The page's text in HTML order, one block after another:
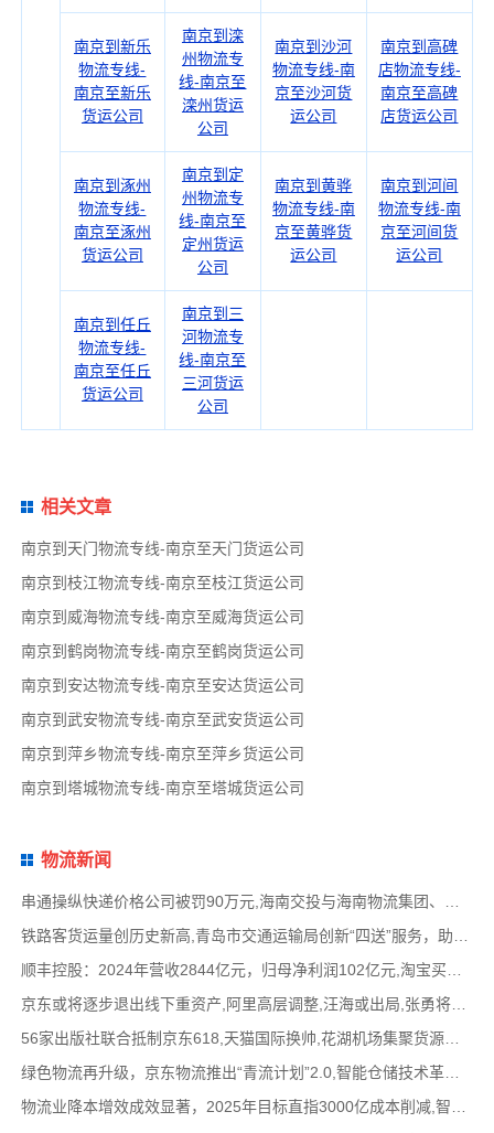
南京到新乐
物流专线-
南京至新乐
货运公司
南京到滦
州物流专
线-南京至
滦州货运
公司
南京到沙河
物流专线-南
京至沙河货
运公司
南京到高碑
店物流专线-
南京至高碑
店货运公司
南京到涿州
物流专线-
南京至涿州
货运公司
南京到定
州物流专
线-南京至
定州货运
公司
南京到黄骅
物流专线-南
京至黄骅货
运公司
南京到河间
物流专线-南
京至河间货
运公司
南京到任丘
物流专线-
南京至任丘
货运公司
南京到三
河物流专
线-南京至
三河货运
公司
相关文章
南京到天门物流专线-南京至天门货运公司
南京到枝江物流专线-南京至枝江货运公司
南京到威海物流专线-南京至威海货运公司
南京到鹤岗物流专线-南京至鹤岗货运公司
南京到安达物流专线-南京至安达货运公司
南京到武安物流专线-南京至武安货运公司
南京到萍乡物流专线-南京至萍乡货运公司
南京到塔城物流专线-南京至塔城货运公司
物流新闻
串通操纵快递价格公司被罚90万元,海南交投与海南物流集团、中国移动海南公司签署战略合作
铁路客货运量创历史新高,青岛市交通运输局创新“四送”服务，助力高速公路建设提质,中国物
顺丰控股：2024年营收2844亿元，归母净利润102亿元,淘宝买菜退出社区团购业务，转型做快递电
京东或将逐步退出线下重资产,阿里高层调整,汪海或出局,张勇将加盟晨壹基金担任管理合伙人
56家出版社联合抵制京东618,天猫国际换帅,花湖机场集聚货源与中通圆通洽谈合作,华为与江淮合
绿色物流再升级，京东物流推出“青流计划”2.0,智能仓储技术革新，自动化立体仓库应用范围
物流业降本增效成效显著，2025年目标直指3000亿成本削减,智慧物流引领行业变革，网络货运平